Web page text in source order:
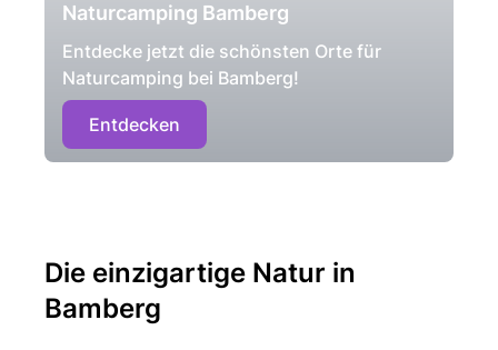
Naturcamping Bamberg
Entdecke jetzt die schönsten Orte für
Naturcamping bei Bamberg!
Entdecken
Die einzigartige Natur in
Bamberg